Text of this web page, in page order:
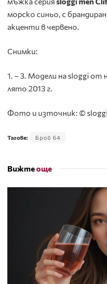
морско синьо, с
акценти в червено.
Снимки:
1. – 3. Модели на sloggi от
лято 2013 г.
Фото и източник: © sloggi
Тагове: Брой 64
Вижтеоще